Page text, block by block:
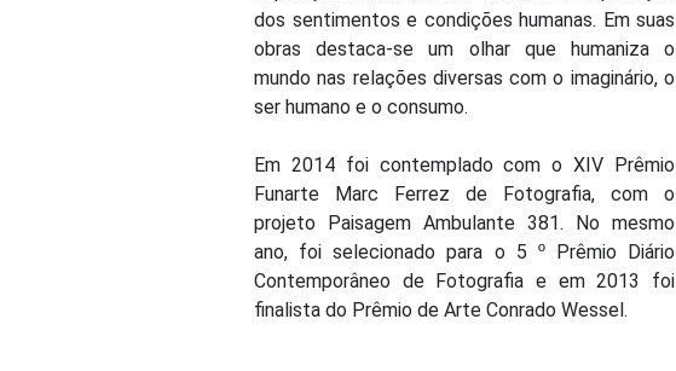
dos sentimentos e condições humanas. Em suas
obras destaca-se um olhar que humaniza o
mundo nas relações diversas com o imaginário, o
ser humano e o consumo.
Em 2014 foi contemplado com o XIV Prêmio
Funarte Marc Ferrez de Fotografia, com o
projeto Paisagem Ambulante 381. No mesmo
ano, foi selecionado para o 5 º Prêmio Diário
Contemporâneo de Fotografia e em 2013 foi
finalista do Prêmio de Arte Conrado Wessel.